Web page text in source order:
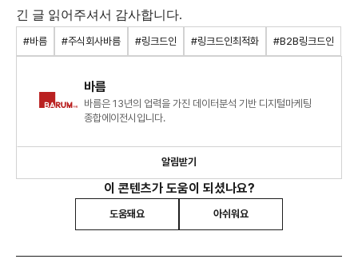
긴 글 읽어주셔서 감사합니다.
#바름 #주식회사바름 #링크드인 #링크드인최적화 #B2B링크드인
바름
바름은 13년의 업력을 가진 데이터분석 기반 디지털마케팅
종합에이전시입니다.
알림받기
이 콘텐츠가 도움이 되셨나요?
도움돼요 아쉬워요